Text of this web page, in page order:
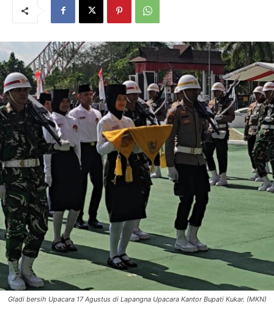
Gladi bersih Upacara 17 Agustus di Lapangna Upacara Kantor Bupati Kukar. (MKN)